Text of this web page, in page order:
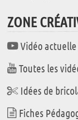
ZONE
Vidéo actuelle
Toutes les
Idées de
Fiches